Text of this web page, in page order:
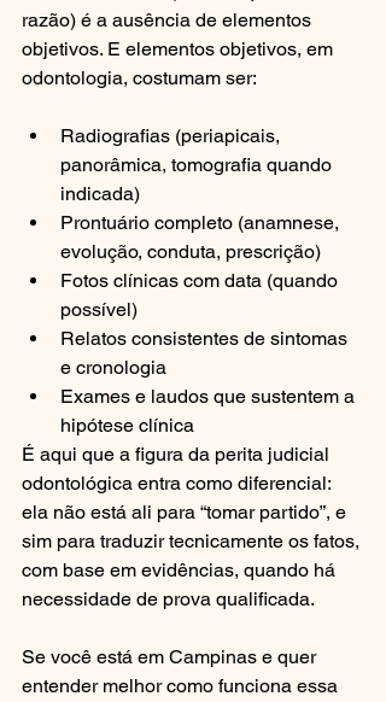
razão) é a ausência de elementos
objetivos. E elementos objetivos, em
odontologia, costumam ser:
Radiografias (periapicais,
panorâmica, tomografia quando
indicada)
Prontuário completo (anamnese,
evolução, conduta, prescrição)
Fotos clínicas com data (quando
possível)
Relatos consistentes de sintomas
e cronologia
Exames e laudos que sustentem a
hipótese clínica
É aqui que a figura da perita judicial
odontológica entra como diferencial:
ela não está ali para “tomar partido”, e
sim para traduzir tecnicamente os fatos,
com base em evidências, quando há
necessidade de prova qualificada.
Se você está em Campinas e quer
entender melhor como funciona essa